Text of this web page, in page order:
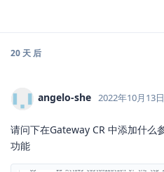
20 天 后
angelo-she 2022年10月13日
请问下在Gateway CR 中添加什
功能